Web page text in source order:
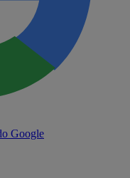
Google